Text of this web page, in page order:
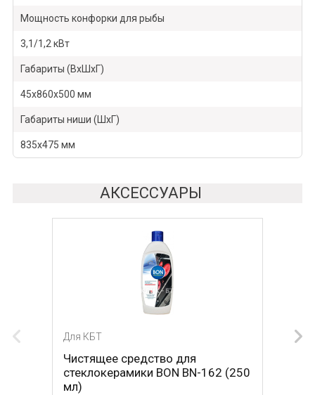
Мощность конфорки для рыбы
3,1/1,2 кВт
Габариты (ВхШхГ)
45х860х500 мм
Габариты ниши (ШхГ)
835х475 мм
АКСЕССУАРЫ
Для КБТ
Чистящее средство для
стеклокерамики BON BN-162 (250
мл)
Для КБТ
Скребок для ухода за
стеклокерамикой BON BN-603